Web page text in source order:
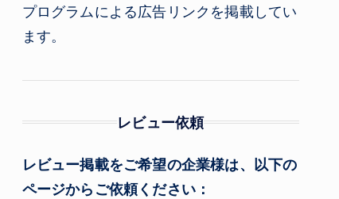
プログラムによる広告リンクを掲載してい
ます。
レビュー依頼
レビュー掲載をご希望の企業様は、以下の
ページからご依頼ください：